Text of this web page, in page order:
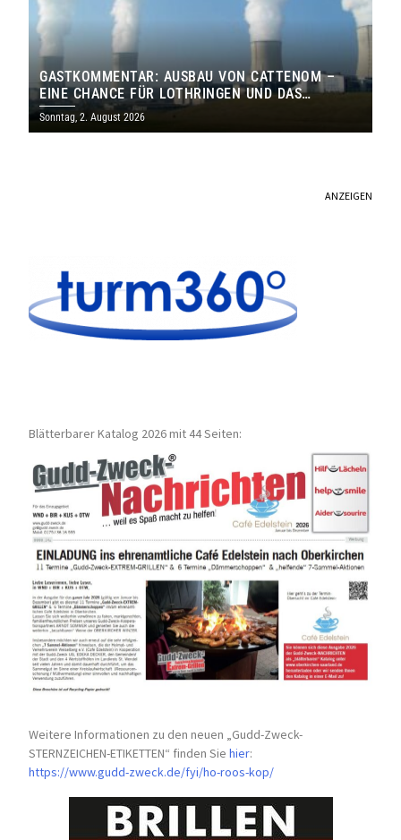
GASTKOMMENTAR: AUSBAU VON CATTENOM –
EINE CHANCE FÜR LOTHRINGEN UND DAS
SAARLAND
Sonntag, 2. August 2026
ANZEIGEN
Blätterbarer Katalog 2026 mit 44 Seiten:
Weitere Informationen zu den neuen „Gudd-Zweck-
STERNZEICHEN-ETIKETTEN“ finden Siehier:
https://www.gudd-zweck.de/fyi/ho-roos-kop/